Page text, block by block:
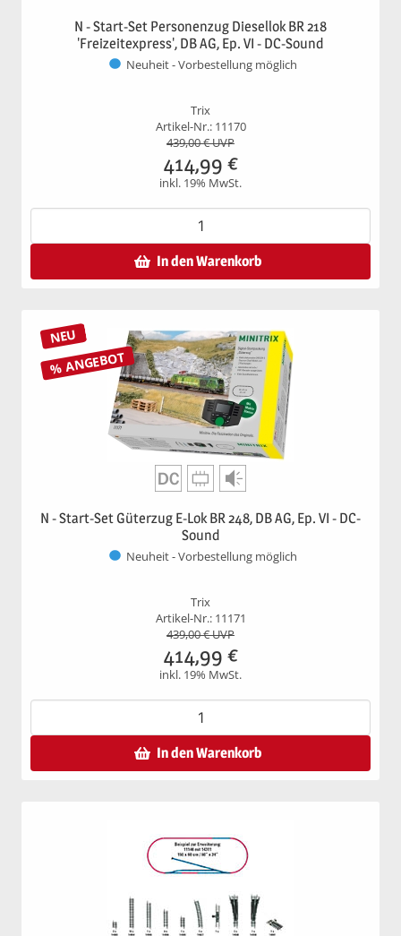
N - Start-Set Personenzug Diesellok BR 218
'Freizeitexpress', DB AG, Ep. VI - DC-Sound
Neuheit - Vorbestellung möglich
Trix
Artikel-Nr.: 11170
439,00€ UVP
414,99 €
inkl. 19% MwSt.
In den Warenkorb
NEU
% ANGEBOT
N - Start-Set Güterzug E-Lok BR 248, DB AG, Ep. VI - DC-
Sound
Neuheit - Vorbestellung möglich
Trix
Artikel-Nr.: 11171
439,00€ UVP
414,99 €
inkl. 19% MwSt.
In den Warenkorb